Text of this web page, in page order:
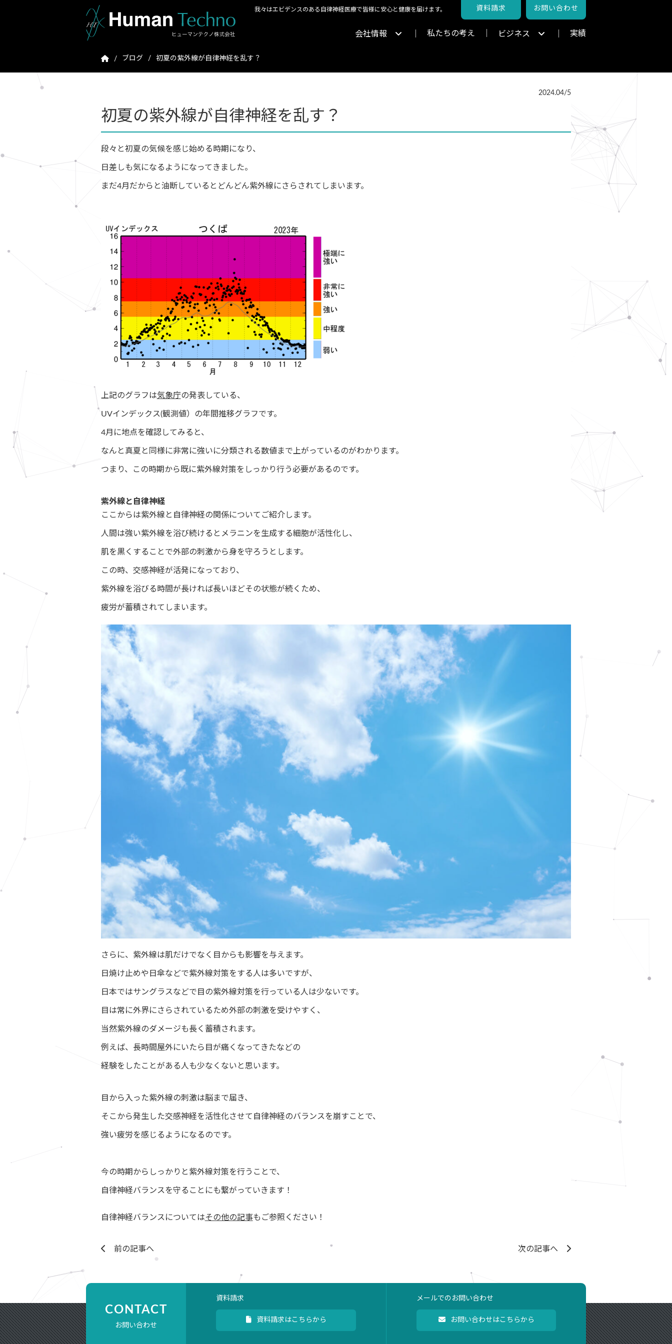
我々はエビデンスのある自律神経医療で皆様に安心と健康を届けます。 資料請求 お問い合わせ
会社情報 私たちの考え ビジネス 実績
ブログ 初夏の紫外線が自律神経を乱す？
2024.04/5
初夏の紫外線が自律神経を乱す？
段々と初夏の気候を感じ始める時期になり、
日差しも気になるようになってきました。
まだ4月だからと油断しているとどんどん紫外線にさらされてしまいます。
上記のグラフは気象庁の発表している、
UVインデックス(観測値）の年間推移グラフです。
4月に地点を確認してみると、
なんと真夏と同様に非常に強いに分類される数値まで上がっているのがわかります。
つまり、この時期から既に紫外線対策をしっかり行う必要があるのです。
紫外線と自律神経
ここからは紫外線と自律神経の関係についてご紹介します。
人間は強い紫外線を浴び続けるとメラニンを生成する細胞が活性化し、
肌を黒くすることで外部の刺激から身を守ろうとします。
この時、交感神経が活発になっており、
紫外線を浴びる時間が長ければ長いほどその状態が続くため、
疲労が蓄積されてしまいます。
さらに、紫外線は肌だけでなく目からも影響を与えます。
日焼け止めや日傘などで紫外線対策をする人は多いですが、
日本ではサングラスなどで目の紫外線対策を行っている人は少ないです。
目は常に外界にさらされているため外部の刺激を受けやすく、
当然紫外線のダメージも長く蓄積されます。
例えば、長時間屋外にいたら目が痛くなってきたなどの
経験をしたことがある人も少なくないと思います。
目から入った紫外線の刺激は脳まで届き、
そこから発生した交感神経を活性化させて自律神経のバランスを崩すことで、
強い疲労を感じるようになるのです。
今の時期からしっかりと紫外線対策を行うことで、
自律神経バランスを守ることにも繋がっていきます！
自律神経バランスについてはその他の記事もご参照ください！
前の記事へ 次の記事へ
CONTACT
お問い合わせ
資料請求
資料請求はこちらから
メールでのお問い合わせ
お問い合わせはこちらから